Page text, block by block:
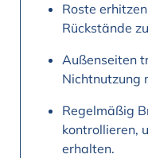
Roste
Rückstände
Außenseiten
Nichtnutzung
Regelmäßig
kontrollieren,
erhalten.